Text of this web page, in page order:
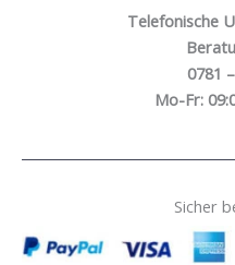
Telefonische
0781
Mo-Fr:
Sicher